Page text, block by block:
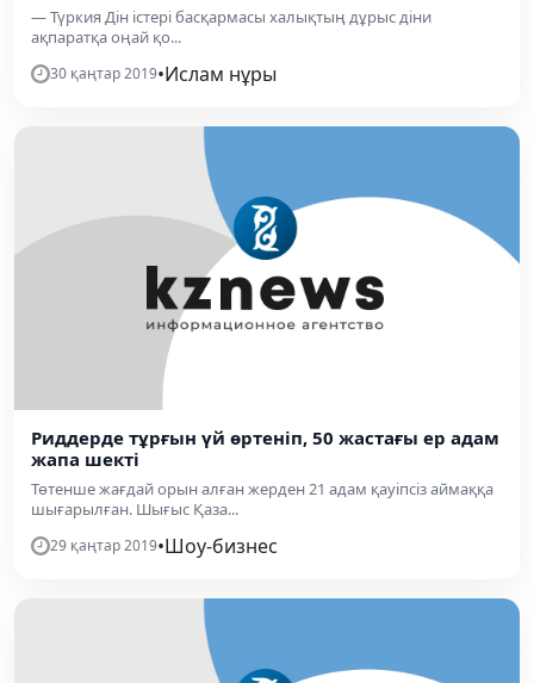
— Түркия Дін істері басқармасы халықтың дұрыс діни
ақпаратқа оңай қо...
30 қаңтар 2019•Ислам нұры
Риддерде тұрғын үй өртеніп, 50 жастағы ер адам
жапа шекті
Төтенше жағдай орын алған жерден 21 адам қауіпсіз аймаққа
шығарылған. Шығыс Қаза...
29 қаңтар 2019•Шоу-бизнес